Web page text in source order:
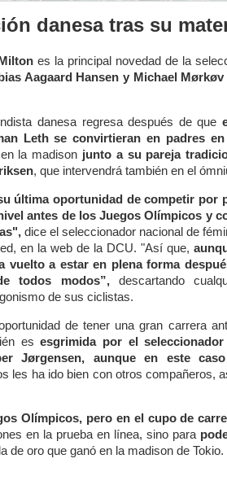
danesa tras su
es la principal novedad de la
Aagaard Hansen y Michael
danesa regresa después de que
Leth se convirtieran en padres en
la madison junto a su pareja
, que intervendrá también en el
última oportunidad de competir por
antes de los Juegos Olímpicos y
dice el seleccionador nacional de
en la web de la DCU. "Así que,
vuelto a estar en plena forma
todos modos”,descartando
de sus ciclistas.
de tener una gran carrera
esesgrimida por el
Jørgensen, aunque en este
les ha ido bien con otros compañeros,
Olímpicos, pero en el cupo de
en la prueba en línea, sino para
de oro que ganó en la madison de Tokio.